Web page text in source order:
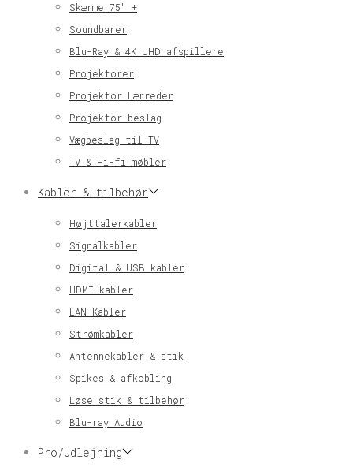
Skærme 75″ +
Soundbarer
Blu-Ray & 4K UHD afspillere
Projektorer
Projektor Lærreder
Projektor beslag
Vægbeslag til TV
TV & Hi-fi møbler
Kabler & tilbehør
Højttalerkabler
Signalkabler
Digital & USB kabler
HDMI kabler
LAN Kabler
Strømkabler
Antennekabler & stik
Spikes & afkobling
Løse stik & tilbehør
Blu-ray Audio
Pro/Udlejning